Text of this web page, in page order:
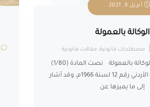
أبريل 9, 2021
الوكالة بالعمولة
مصطلحات قانونية, مقالات قانونية
الوكالة بالعمولة نصت المادة (1/80)
من قانون التجارة الأردني رقم 12 لسنة 1966م، وقد أشار
إلى ما يميزها عن